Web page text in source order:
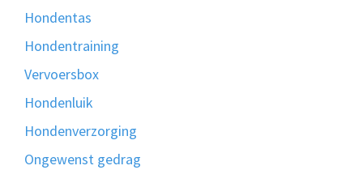
Hondentas
Hondentraining
Vervoersbox
Hondenluik
Hondenverzorging
Ongewenst gedrag